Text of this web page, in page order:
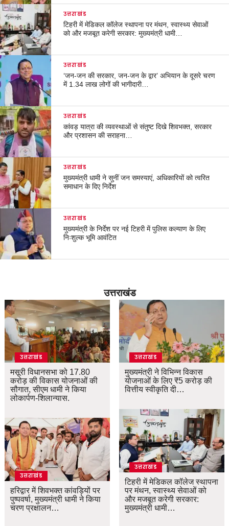
उत्तराखंड
टिहरी में मेडिकल कॉलेज स्थापना पर मंथन, स्वास्थ्य सेवाओं
को और मजबूत करेगी सरकार: मुख्यमंत्री धामी…
उत्तराखंड
‘जन-जन की सरकार, जन-जन के द्वार’ अभियान के दूसरे चरण
में 1.34 लाख लोगों की भागीदारी…
उत्तराखंड
कांवड़ यात्रा की व्यवस्थाओं से संतुष्ट दिखे शिवभक्त, सरकार
और प्रशासन की सराहना…
उत्तराखंड
मुख्यमंत्री धामी ने सुनीं जन समस्याएं, अधिकारियों को त्वरित
समाधान के दिए निर्देश
उत्तराखंड
मुख्यमंत्री के निर्देश पर नई टिहरी में पुलिस कल्याण के लिए
निःशुल्क भूमि आवंटित
उत्तराखंड
उत्तराखंड
मसूरी विधानसभा को 17.80
करोड़ की विकास योजनाओं की
सौगात, सीएम धामी ने किया
लोकार्पण-शिलान्यास.
उत्तराखंड
हरिद्वार में शिवभक्त कांवड़ियों पर
पुष्पवर्षा, मुख्यमंत्री धामी ने किया
चरण प्रक्षालन…
उत्तराखंड
मुख्यमंत्री ने विभिन्न विकास
योजनाओं के लिए ₹5 करोड़ की
वित्तीय स्वीकृति दी…
उत्तराखंड
टिहरी में मेडिकल कॉलेज स्थापना
पर मंथन, स्वास्थ्य सेवाओं को
और मजबूत करेगी सरकार:
मुख्यमंत्री धामी…